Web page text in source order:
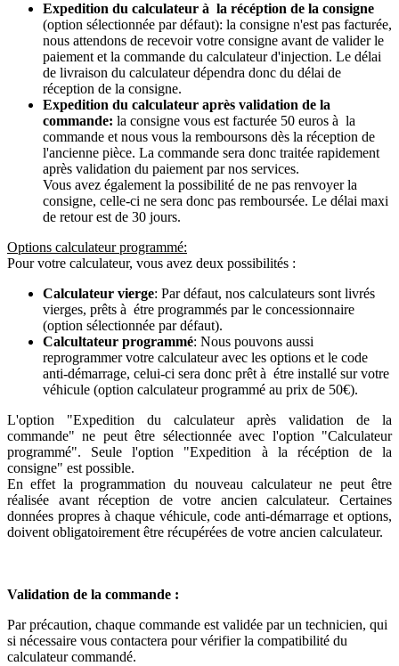
Expedition du calculateur à la récéption de la consigne
(option sélectionnée par défaut): la consigne n'est pas facturée,
nous attendons de recevoir votre consigne avant de valider le
paiement et la commande du calculateur d'injection. Le délai
de livraison du calculateur dépendra donc du délai de
réception de la consigne.
Expedition du calculateur après validation de la
commande: la consigne vous est facturée 50 euros à la
commande et nous vous la remboursons dès la réception de
l'ancienne pièce. La commande sera donc traitée rapidement
après validation du paiement par nos services.
Vous avez également la possibilité de ne pas renvoyer la
consigne, celle-ci ne sera donc pas remboursée. Le délai maxi
de retour est de 30 jours.
Options calculateur programmé:
Pour votre calculateur, vous avez deux possibilités :
Calculateur vierge: Par défaut, nos calculateurs sont livrés
vierges, prêts à étre programmés par le concessionnaire
(option sélectionnée par défaut).
Calcultateur programmé: Nous pouvons aussi
reprogrammer votre calculateur avec les options et le code
anti-démarrage, celui-ci sera donc prêt à étre installé sur votre
véhicule (option calculateur programmé au prix de 50€).
L'option "Expedition du calculateur après validation de la
commande" ne peut être sélectionnée avec l'option "Calculateur
programmé". Seule l'option "Expedition à la récéption de la
consigne" est possible.
En effet la programmation du nouveau calculateur ne peut être
réalisée avant réception de votre ancien calculateur. Certaines
données propres à chaque véhicule, code anti-démarrage et options,
doivent obligatoirement être récupérées de votre ancien calculateur.
Validation de la commande :
Par précaution, chaque commande est validée par un technicien, qui
si nécessaire vous contactera pour vérifier la compatibilité du
calculateur commandé.